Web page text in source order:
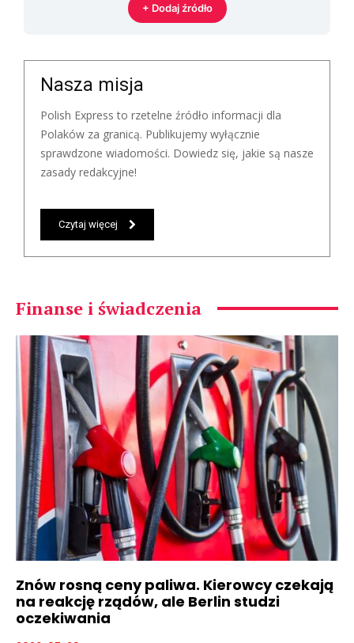
+ Dodaj źródło
Nasza misja
Polish Express to rzetelne źródło informacji dla
Polaków za granicą. Publikujemy wyłącznie
sprawdzone wiadomości. Dowiedz się, jakie są nasze
zasady redakcyjne!
Czytaj więcej
Finanse i świadczenia
Znów rosną ceny paliwa. Kierowcy czekają
na reakcję rządów, ale Berlin studzi
oczekiwania